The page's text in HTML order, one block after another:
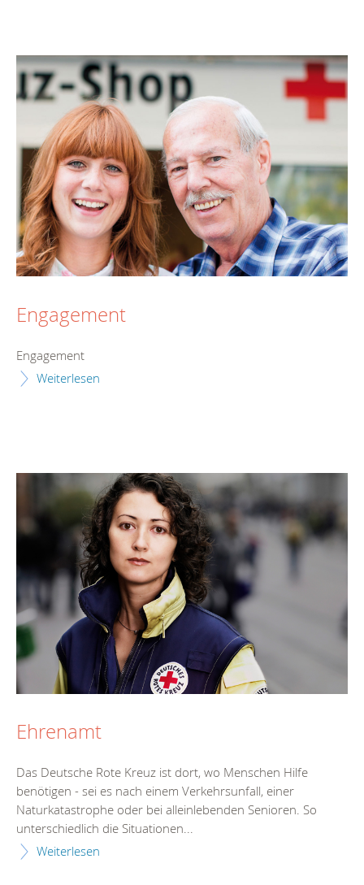
Engagement
Engagement
Weiterlesen
Ehrenamt
Das Deutsche Rote Kreuz ist dort, wo Menschen Hilfe
benötigen - sei es nach einem Verkehrsunfall, einer
Naturkatastrophe oder bei alleinlebenden Senioren. So
unterschiedlich die Situationen...
Weiterlesen